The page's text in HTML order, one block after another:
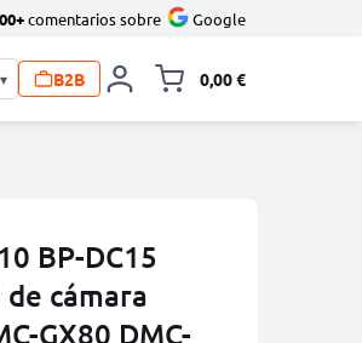
comentarios sobre Google
▾ B2B 0,00 €
BP-DC15
cámara
GX80 DMC-